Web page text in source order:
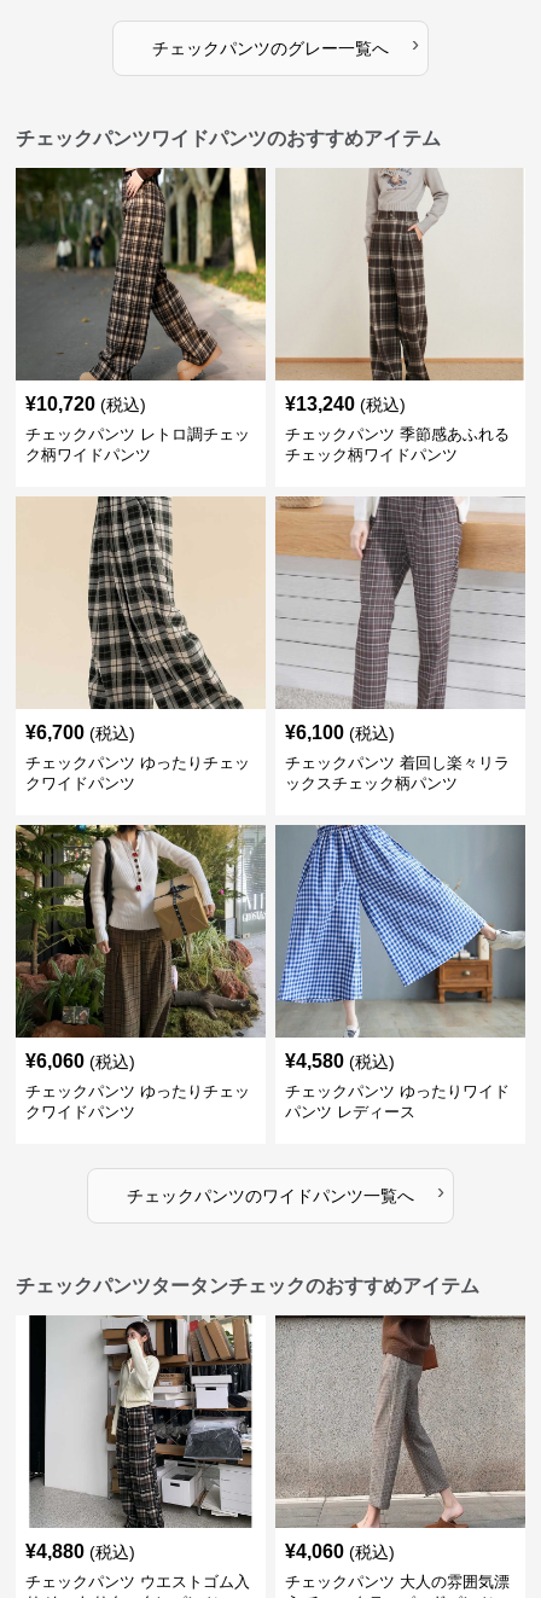
チェックパンツのグレー一覧へ ›
チェックパンツワイドパンツのおすすめアイテム
¥10,720 (税込)
チェックパンツ レトロ調チェッ
ク柄ワイドパンツ
¥13,240 (税込)
チェックパンツ 季節感あふれる
チェック柄ワイドパンツ
¥6,700 (税込)
チェックパンツ ゆったりチェッ
クワイドパンツ
¥6,100 (税込)
チェックパンツ 着回し楽々リラ
ックスチェック柄パンツ
¥6,060 (税込)
チェックパンツ ゆったりチェッ
クワイドパンツ
¥4,580 (税込)
チェックパンツ ゆったりワイド
パンツ レディース
チェックパンツのワイドパンツ一覧へ ›
チェックパンツタータンチェックのおすすめアイテム
¥4,880 (税込)
チェックパンツ ウエストゴム入
¥4,060 (税込)
チェックパンツ 大人の雰囲気漂